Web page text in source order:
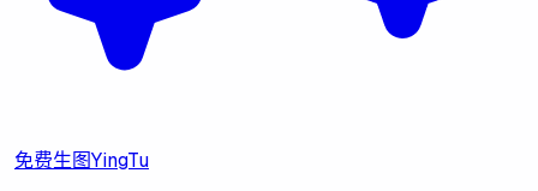
免费生图YingTu